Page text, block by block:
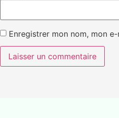
Enregistrer mon nom, mon